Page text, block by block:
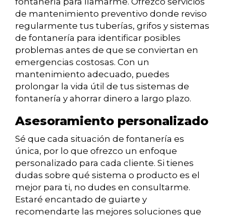
de mantenimiento preventivo donde reviso
regularmente tus tuberías, grifos y sistemas
de fontanería para identificar posibles
problemas antes de que se conviertan en
emergencias costosas. Con un
mantenimiento adecuado, puedes
prolongar la vida útil de tus sistemas de
fontanería y ahorrar dinero a largo plazo.
Asesoramiento personalizado
Sé que cada situación de fontanería es
única, por lo que ofrezco un enfoque
personalizado para cada cliente. Si tienes
dudas sobre qué sistema o producto es el
mejor para ti, no dudes en consultarme.
Estaré encantado de guiarte y
recomendarte las mejores soluciones que